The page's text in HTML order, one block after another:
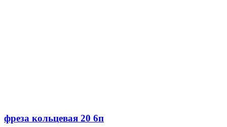
фреза кольцевая 20 6п